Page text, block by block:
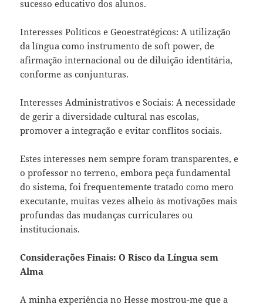
sucesso educativo dos alunos.
Interesses Políticos e Geoestratégicos: A utilização
da língua como instrumento de soft power, de
afirmação internacional ou de diluição identitária,
conforme as conjunturas.
Interesses Administrativos e Sociais: A necessidade
de gerir a diversidade cultural nas escolas,
promover a integração e evitar conflitos sociais.
Estes interesses nem sempre foram transparentes, e
o professor no terreno, embora peça fundamental
do sistema, foi frequentemente tratado como mero
executante, muitas vezes alheio às motivações mais
profundas das mudanças curriculares ou
institucionais.
Considerações Finais: O Risco da Língua sem
Alma
A minha experiência no Hesse mostrou-me que a